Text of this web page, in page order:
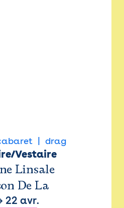
drag
Vestaire
Linsale
De La
22 avr.